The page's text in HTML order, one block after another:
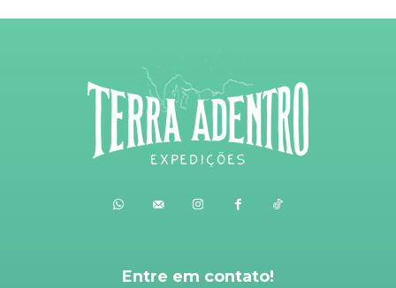
Entre em contato!